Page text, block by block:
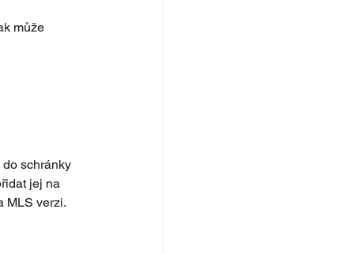
může
schránky
jej na
MLS verzi.